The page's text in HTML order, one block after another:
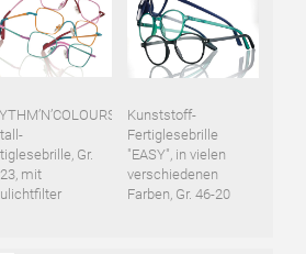
Gr.
mit
Kunststoff-
Fertiglesebrille
"EASY", in vielen
verschiedenen
Farben, Gr. 46-20